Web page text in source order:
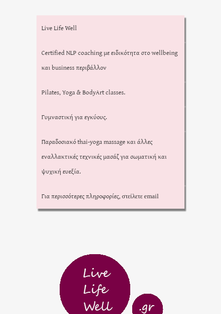
Live Life Well
Certified NLP coaching με ειδικότητα στο wellbeing
και business περιβάλλον
Pilates, Yoga & BodyArt classes.
Γυμναστική για εγκύους.
Παραδοσιακό thai-yoga massage και άλλες
εναλλακτικές τεχνικές μασάζ για σωματική και
ψυχική ευεξία.
Για περισσότερες πληροφορίες, στείλετε email